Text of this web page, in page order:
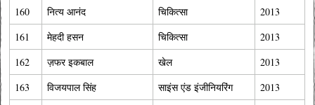
160
नित्य आनंद चिकित्सा
2013
161
मेहदी हसन चिकित्सा
2013
162
ज़फर इकबाल खेल
2013
163
विजयपाल सिंह साइंस एंड इंजीनियरिंग
2013